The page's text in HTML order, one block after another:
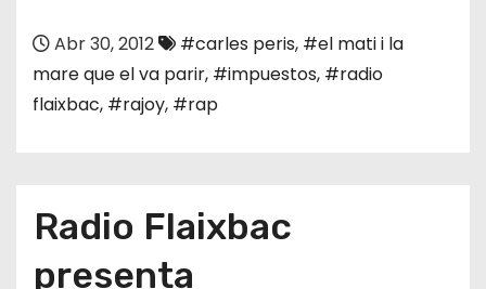
Abr 30, 2012 #carles peris, #el mati i la
mare que el va parir, #impuestos, #radio
flaixbac, #rajoy, #rap
Radio Flaixbac
presenta